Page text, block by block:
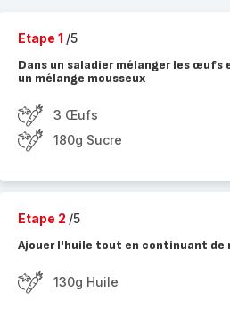
Etape 1 /5
Dans un saladier mélanger les
un mélange mousseux
3 Œufs
180g Sucre
Etape 2 /5
Ajouer l'huile tout en continuant de
130g Huile